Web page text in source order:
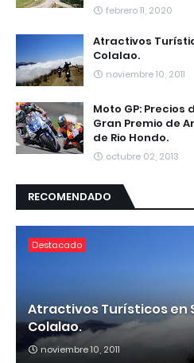
febrero 11, 2020
Atractivos
Colalao.
noviembre 10, 2011
Moto GP:
Gran Premio de
de Rio Hondo.
octubre 02, 2013
RECOMENDADO
Destacado
Atractivos Turísticos en
Colalao.
noviembre 10, 2011